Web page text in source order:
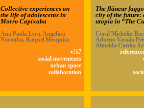
Collective experiences on
the life of adolescents in
Morro Capixaba
Ana Paula Lyra, Angelina
Noronha, Raquel Mesquita
v!17
social movements
urban space
collaboration
The flâneur
city of the future:
utopia in “The
Coral Michelin
Adorno Vassão
Almeida Cunha